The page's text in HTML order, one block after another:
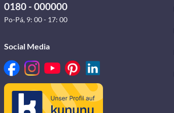
0180 - 000000
Po-Pá, 9: 00 - 17: 00
Social Media